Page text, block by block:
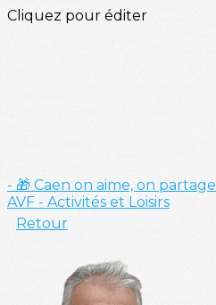
Cliquez pour éditer
- 🎁 Caen on aime, on partage
AVF - Activités et Loisirs
Retour